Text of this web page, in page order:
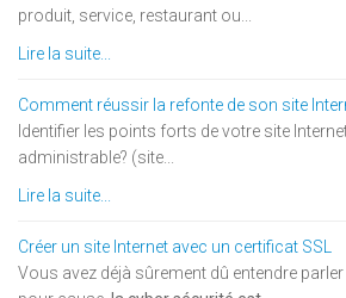
produit, service, restaurant ou...
Lire la suite...
Comment réussir la refonte de son site
Identifier les points forts de votre site
administrable? (site...
Lire la suite...
Créer un site Internet avec un certificat SSL
Vous avez déjà sûrement dû entendre parler